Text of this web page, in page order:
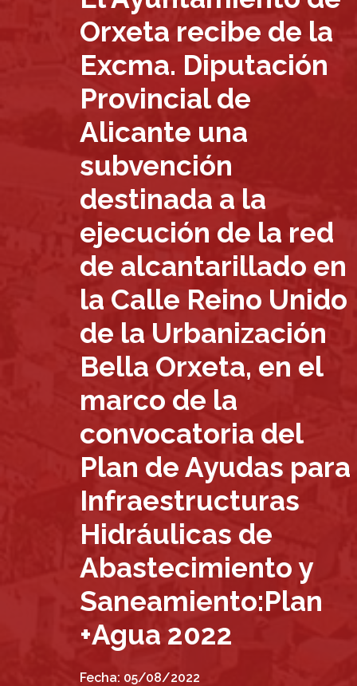
Orxeta recibe de la
Excma. Diputación
Provincial de
Alicante una
subvención
destinada a la
ejecución de la red
de alcantarillado en
la Calle Reino Unido
de la Urbanización
Bella Orxeta, en el
marco de la
convocatoria del
Plan de Ayudas para
Infraestructuras
Hidráulicas de
Abastecimiento y
Saneamiento:Plan
+Agua 2022
Fecha: 05/08/2022